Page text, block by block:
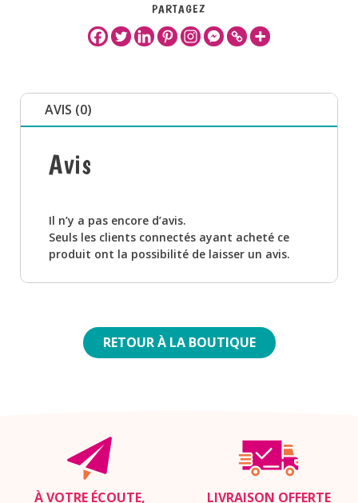
PARTAGEZ
AVIS (0)
Avis
Il n’y a pas encore d’avis.
Seuls les clients connectés ayant acheté ce
produit ont la possibilité de laisser un avis.
RETOUR À LA BOUTIQUE
À VOTRE ÉCOUTE,
LIVRAISON OFFERTE